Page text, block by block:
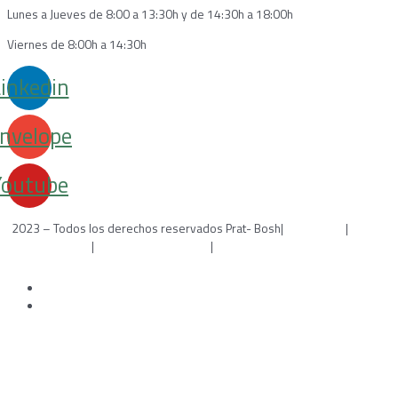
Lunes a Jueves de 8:00 a 13:30h y de 14:30h a 18:00h
Viernes de 8:00h a 14:30h
2023 – Todos los derechos reservados Prat- Bosh| |
| |